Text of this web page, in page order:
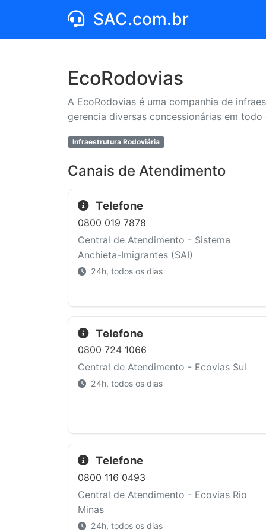
SAC.com.br
EcoRodovias
A EcoRodovias é uma companhia de
gerencia diversas concessionárias em
Infraestrutura Rodoviária
Canais de Atendimento
Telefone
0800 019 7878
Central de Atendimento - Sistema
Anchieta-Imigrantes (SAI)
24h, todos os dias
Telefone
0800 724 1066
Central de Atendimento - Ecovias Sul
24h, todos os dias
Telefone
0800 116 0493
Central de Atendimento - Ecovias Rio
Minas
24h, todos os dias